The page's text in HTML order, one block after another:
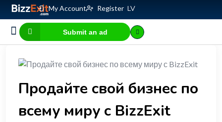
My Account Register LV
Submit an ad
Продайте свой бизнес по
всему миру с BizzExit